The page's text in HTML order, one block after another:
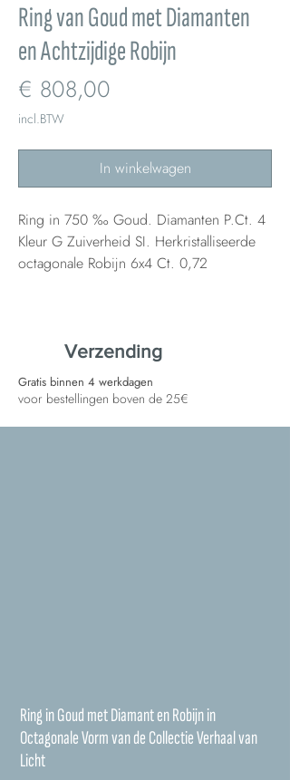
Ring van Goud met Diamanten
en Achtzijdige Robijn
€ 808,00
incl.BTW
In winkelwagen
Ring in 750 ‰ Goud. Diamanten P.Ct. 4
Kleur G Zuiverheid SI. Herkristalliseerde
octagonale Robijn 6x4 Ct. 0,72
Verzending
Gratis binnen 4 werkdagen
voor bestellingen boven de 25€
Ring in Goud met Diamant en Robijn in
Octagonale Vorm van de Collectie Verhaal van
Licht